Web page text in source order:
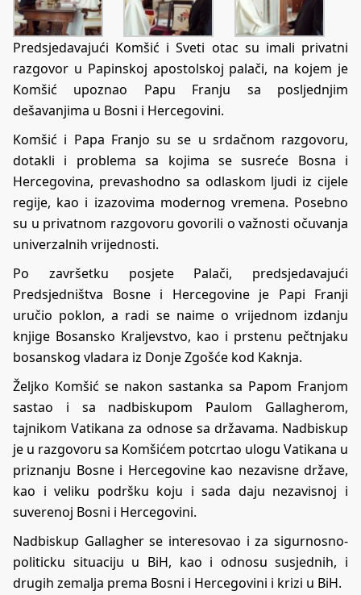
Predsjedavajući Komšić i Sveti otac su imali privatni
razgovor u Papinskoj apostolskoj palači, na kojem je
Komšić upoznao Papu Franju sa posljednjim
dešavanjima u Bosni i Hercegovini.
Komšić i Papa Franjo su se u srdačnom razgovoru,
dotakli i problema sa kojima se susreće Bosna i
Hercegovina, prevashodno sa odlaskom ljudi iz cijele
regije, kao i izazovima modernog vremena. Posebno
su u privatnom razgovoru govorili o važnosti očuvanja
univerzalnih vrijednosti.
Po završetku posjete Palači, predsjedavajući
Predsjedništva Bosne i Hercegovine je Papi Franji
uručio poklon, a radi se naime o vrijednom izdanju
knjige Bosansko Kraljevstvo, kao i prstenu pečtnjaku
bosanskog vladara iz Donje Zgošće kod Kaknja.
Željko Komšić se nakon sastanka sa Papom Franjom
sastao i sa nadbiskupom Paulom Gallagherom,
tajnikom Vatikana za odnose sa državama. Nadbiskup
je u razgovoru sa Komšićem potcrtao ulogu Vatikana u
priznanju Bosne i Hercegovine kao nezavisne države,
kao i veliku podršku koju i sada daju nezavisnoj i
suverenoj Bosni i Hercegovini.
Nadbiskup Gallagher se interesovao i za sigurnosno-
politicku situaciju u BiH, kao i odnosu susjednih, i
drugih zemalja prema Bosni i Hercegovini i krizi u BiH.